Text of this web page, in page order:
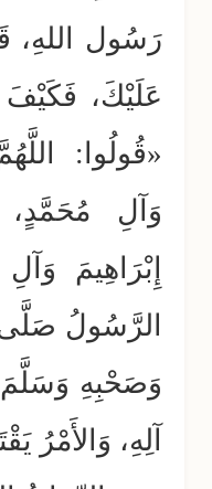
رَسُول اللهِ،
عَلَيْكَ،
«قُولُوا:
وَآلِ
إِبْرَاهِيمَ
الرَّسُولُ صَلَّى
وَصَحْبِهِ وَسَلَّمَ
آلِهِ،